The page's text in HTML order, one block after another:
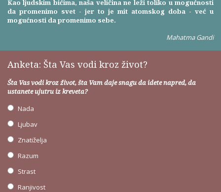
Kao ljudskim bićima, naša veličina ne leži toliko u mogućnosti
da promenimo svet - jer to je mit atomskog doba - već u
mogućnosti da promenimo sebe.
Mahatma Gandi
Anketa: Šta Vas vodi kroz život?
Šta Vas vodi kroz život, šta Vam daje snagu da idete napred, da
ustanete ujutru iz kreveta?
Nada
Ljubav
Znatiželja
Razum
Strast
Ranjivost